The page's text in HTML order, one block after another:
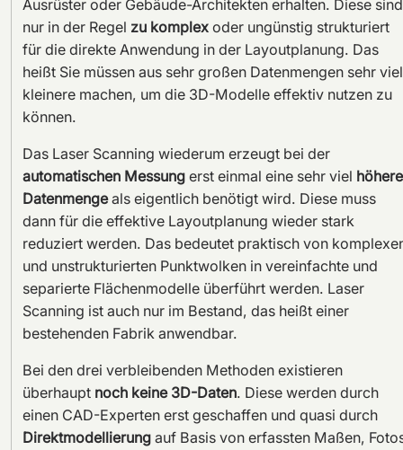
Ausrüster oder Gebäude-Architekten erhalten. Diese sind
nur in der Regel zu komplexoder ungünstig strukturiert
für die direkte Anwendung in der Layoutplanung. Das
heißt Sie müssen aus sehr großen Datenmengen sehr viel
kleinere machen, um die 3D-Modelle effektiv nutzen zu
können.
Das Laser Scanning wiederum erzeugt bei der
automatischen Messungerst einmal eine sehr viel höhere
Datenmengeals eigentlich benötigt wird. Diese muss
dann für die effektive Layoutplanung wieder stark
reduziert werden. Das bedeutet praktisch von
und unstrukturierten Punktwolken in vereinfachte und
separierte Flächenmodelle überführt werden. Laser
Scanning ist auch nur im Bestand, das heißt einer
bestehenden Fabrik anwendbar.
Bei den drei verbleibenden Methoden existieren
überhaupt noch keine 3D-Daten. Diese werden durch
einen CAD-Experten erst geschaffen und quasi durch
Direktmodellierungauf Basis von erfassten Maßen,